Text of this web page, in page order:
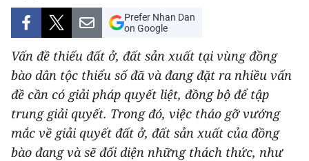
VĂN HÓA
XÃ HỘI
PHÁP LUẬT
DU LỊCH
THẾ GIỚI
Prefer Nhan Dan
on Google
Vấn đề thiếu đất ở, đất sản xuất tại vùng đồng
bào dân tộc thiểu số đã và đang đặt ra nhiều vấn
đề cần có giải pháp quyết liệt, đồng bộ để tập
trung giải quyết. Trong đó, việc tháo gỡ vướng
mắc về giải quyết đất ở, đất sản xuất của đồng
bào đang và sẽ đối diện những thách thức, như